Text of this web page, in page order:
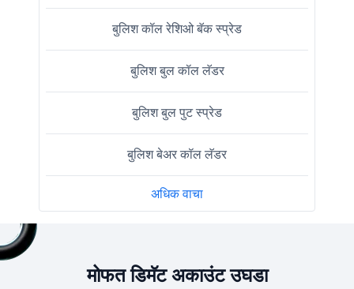
बुलिश कॉल रेशिओ बॅक स्प्रेड
बुलिश बुल कॉल लॅडर
बुलिश बुल पुट स्प्रेड
बुलिश बेअर कॉल लॅडर
अधिक वाचा
मोफत डिमॅट अकाउंट उघडा